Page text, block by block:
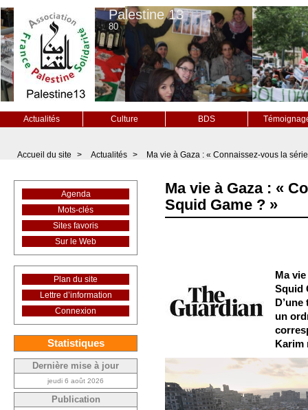
Palestine 13
80
Actualités Culture BDS
Accueil du site > Actualités > Ma vie à Gaza : « Connaissez-vous la
Ma vie à Gaza : «
Squid Game ? »
Ma
Squid
un
Karim
Agenda
Mots-clés
Sites favoris
Sur le Web
Plan du site
Lettre d’information
Connexion
Statistiques
Dernière mise à jour
jeudi 6 août 2026
Publication